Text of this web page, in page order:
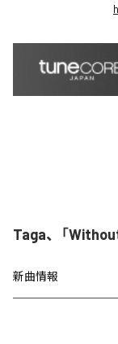
Taga、「
新曲情報